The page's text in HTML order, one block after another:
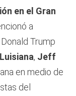
en el Gran
a
Trump
Luisiana, Jeff
en medio de
del